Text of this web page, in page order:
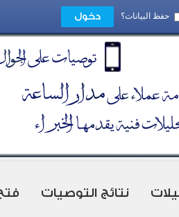
حفظ البيانات؟
نتائج التوصيات